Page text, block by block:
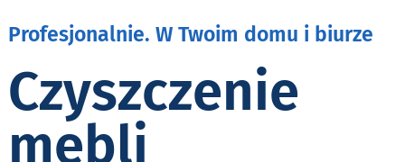
Profesjonalnie. W Twoim domu i biurze
Czyszczenie
mebli